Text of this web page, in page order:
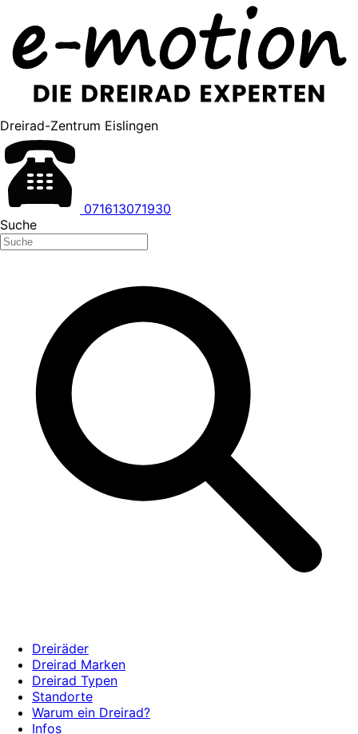
Dreirad-Zentrum Eislingen
071613071930
Suche
Dreiräder
Dreirad Marken
Dreirad Typen
Standorte
Warum ein Dreirad?
Infos